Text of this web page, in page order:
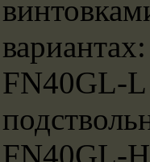
вариантах:
FN40GL-L